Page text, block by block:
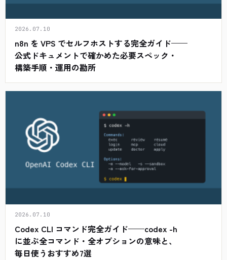
2026.07.10
n8n を VPS でセルフホストする完全ガイド——
公式ドキュメントで確かめた必要スペック・
構築手順・運用の勘所
2026.07.10
Codex CLI コマンド完全ガイド——codex -h
に並ぶ全コマンド・全オプションの意味と、
毎日使うおすすめ7選